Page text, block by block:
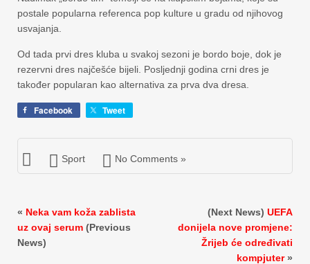
postale popularna referenca pop kulture u gradu od njihovog
usvajanja.
Od tada prvi dres kluba u svakoj sezoni je bordo boje, dok je
rezervni dres najčešće bijeli. Posljednji godina crni dres je
također popularan kao alternativa za prva dva dresa.
Facebook Tweet
Sport No Comments »
« Neka vam koža zablista
uz ovaj serum (Previous
News)
(Next News) UEFA
donijela nove promjene:
Žrijeb će određivati
kompjuter»